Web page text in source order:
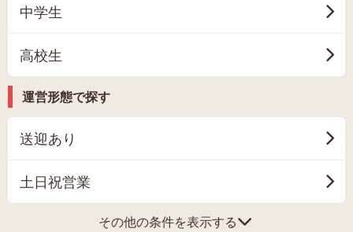
中学生
高校生
運営形態で探す
送迎あり
土日祝営業
その他の条件を表示する